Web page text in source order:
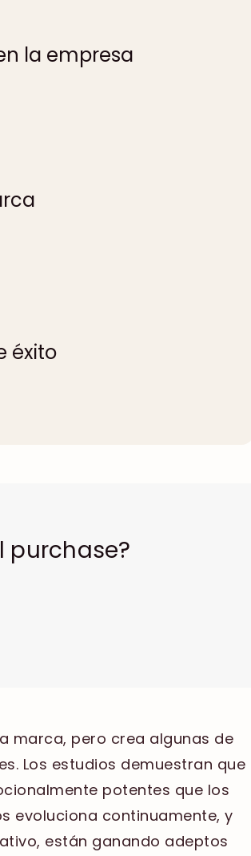
la empresa
éxito
purchase?
marca, pero crea algunas de
Los estudios demuestran que
potentes que los
evoluciona continuamente, y
están ganando adeptos